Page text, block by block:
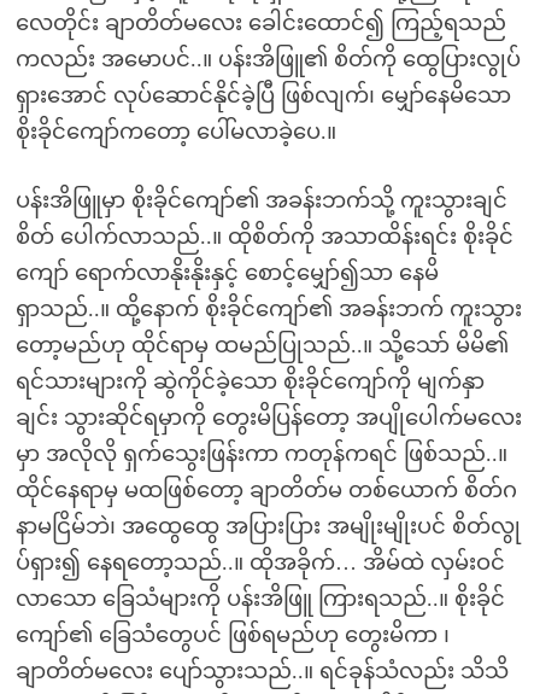
လေတိုင်း ချာတိတ်မလေး ခေါင်းထောင်၍ ကြည့်ရသည်
ကလည်း အမောပင်..။ ပန်းအိဖြူ၏ စိတ်ကို ထွေပြားလွုပ်
ရှားအောင် လုပ်ဆောင်နိုင်ခဲ့ပြီ ဖြစ်လျက်၊ မျှော်နေမိသော
စိုးခိုင်ကျော်ကတော့ ပေါ်မလာခဲ့ပေ.။
ပန်းအိဖြူမှာ စိုးခိုင်ကျော်၏ အခန်းဘက်သို့ ကူးသွားချင်
စိတ် ပေါက်လာသည်..။ ထိုစိတ်ကို အသာထိန်းရင်း စိုးခိုင်
ကျော် ရောက်လာနိုးနိုးနှင့် စောင့်မျှော်၍သာ နေမိ
ရှာသည်..။ ထို့နောက် စိုးခိုင်ကျော်၏ အခန်းဘက် ကူးသွား
တော့မည်ဟု ထိုင်ရာမှ ထမည်ပြုသည်..။ သို့သော် မိမိ၏
ရင်သားများကို ဆွဲကိုင်ခဲ့သော စိုးခိုင်ကျော်ကို မျက်နှာ
ချင်း သွားဆိုင်ရမှာကို တွေးမိပြန်တော့ အပျိုပေါက်မလေး
မှာ အလိုလို ရှက်သွေးဖြန်းကာ ကတုန်ကရင် ဖြစ်သည်..။
ထိုင်နေရာမှ မထဖြစ်တော့ ချာတိတ်မ တစ်ယောက် စိတ်ဂ
နာမငြိမ်ဘဲ၊ အထွေထွေ အပြားပြား အမျိုးမျိုးပင် စိတ်လွု
ပ်ရှား၍ နေရတော့သည်..။ ထိုအခိုက်… အိမ်ထဲ လှမ်းဝင်
လာသော ခြေသံများကို ပန်းအိဖြူ ကြားရသည်..။ စိုးခိုင်
ကျော်၏ ခြေသံတွေပင် ဖြစ်ရမည်ဟု တွေးမိကာ ၊
ချာတိတ်မလေး ပျော်သွားသည်..။ ရင်ခုန်သံလည်း သိသိ